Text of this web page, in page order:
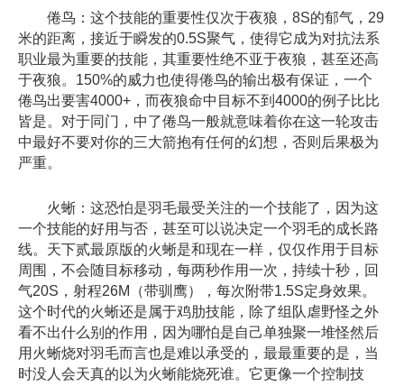
倦鸟：这个技能的重要性仅次于夜狼，8S的郁气，29
米的距离，接近于瞬发的0.5S聚气，使得它成为对抗法系
职业最为重要的技能，其重要性绝不亚于夜狼，甚至还高
于夜狼。150%的威力也使得倦鸟的输出极有保证，一个
倦鸟出要害4000+，而夜狼命中目标不到4000的例子比比
皆是。对于同门，中了倦鸟一般就意味着你在这一轮攻击
中最好不要对你的三大箭抱有任何的幻想，否则后果极为
严重。
火蜥：这恐怕是羽毛最受关注的一个技能了，因为这
一个技能的好用与否，甚至可以说决定一个羽毛的成长路
线。天下贰最原版的火蜥是和现在一样，仅仅作用于目标
周围，不会随目标移动，每两秒作用一次，持续十秒，回
气20S，射程26M（带驯鹰），每次附带1.5S定身效果。
这个时代的火蜥还是属于鸡肋技能，除了组队虐野怪之外
看不出什么别的作用，因为哪怕是自己单独聚一堆怪然后
用火蜥烧对羽毛而言也是难以承受的，最最重要的是，当
时没人会天真的以为火蜥能烧死谁。它更像一个控制技